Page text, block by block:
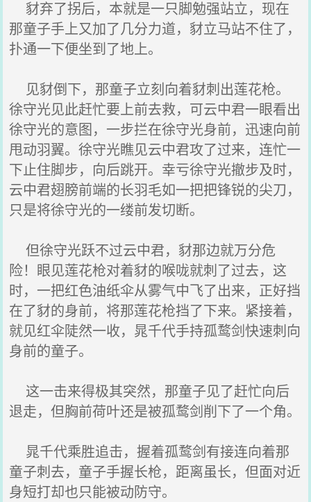
豺弃了拐后，本就是一只脚勉强站立，现在
那童子手上又加了几分力道，豺立马站不住了，
扑通一下便坐到了地上。
见豺倒下，那童子立刻向着豺刺出莲花枪。
徐守光见此赶忙要上前去救，可云中君一眼看出
徐守光的意图，一步拦在徐守光身前，迅速向前
甩动羽翼。徐守光瞧见云中君攻了过来，连忙一
下止住脚步，向后跳开。幸亏徐守光撤步及时，
云中君翅膀前端的长羽毛如一把把锋锐的尖刀，
只是将徐守光的一缕前发切断。
但徐守光跃不过云中君，豺那边就万分危
险！眼见莲花枪对着豺的喉咙就刺了过去，这
时，一把红色油纸伞从雾气中飞了出来，正好挡
在了豺的身前，将那莲花枪挡了下来。紧接着，
就见红伞陡然一收，晁千代手持孤鹜剑快速刺向
身前的童子。
这一击来得极其突然，那童子见了赶忙向后
退走，但胸前荷叶还是被孤鹜剑削下了一个角。
晁千代乘胜追击，握着孤鹜剑有接连向着那
童子刺去，童子手握长枪，距离虽长，但面对近
身短打却也只能被动防守。